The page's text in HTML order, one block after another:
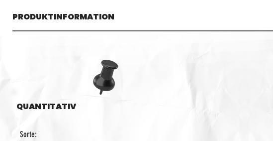
PRODUKTINFORMATION
QUANTITATIV
Sorte: